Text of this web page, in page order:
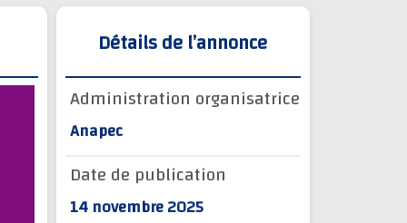
Détails de l’annonce
Administration organisatrice
Anapec
Date de publication
14 novembre 2025